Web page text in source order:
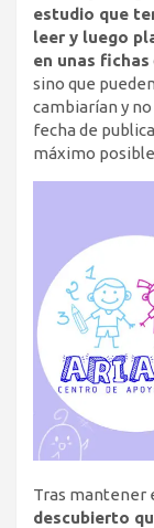
estudio que
leer y luego
en unas fichas
sino que
cambiarían y
fecha de
máximo
Tras mantener
descubierto